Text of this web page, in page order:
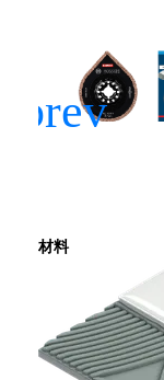
材料